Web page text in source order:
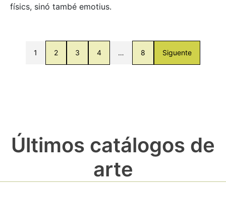
físics, sinó també emotius.
1 2 3 4 … 8 Siguente
Últimos catálogos de
arte